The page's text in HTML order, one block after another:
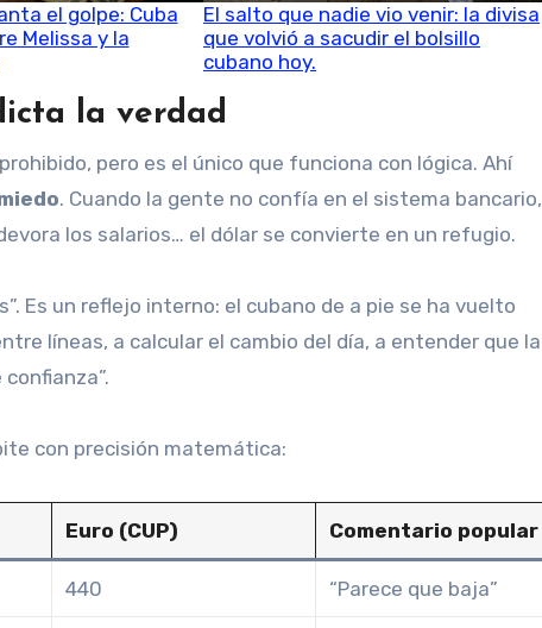
el golpe: Cuba
Melissa y la
El salto que nadie vio venir: la divisa
que volvió a sacudir el bolsillo
cubano hoy.
la verdad
pero es el único que funciona con lógica. Ahí
. Cuando la gente no confía en el sistema bancario,
los salarios… el dólar se convierte en un refugio.
Es un reflejo interno: el cubano de a pie se ha vuelto
líneas, a calcular el cambio del día, a entender que la
con precisión matemática:
Euro (CUP) Comentario popular
440 “Parece que baja”